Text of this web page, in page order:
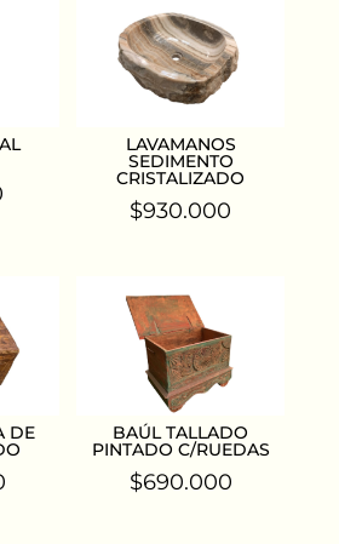
LAVAMANOS
SEDIMENTO
CRISTALIZADO
$930.000
DE BAÚL TALLADO
PINTADO C/RUEDAS
$690.000